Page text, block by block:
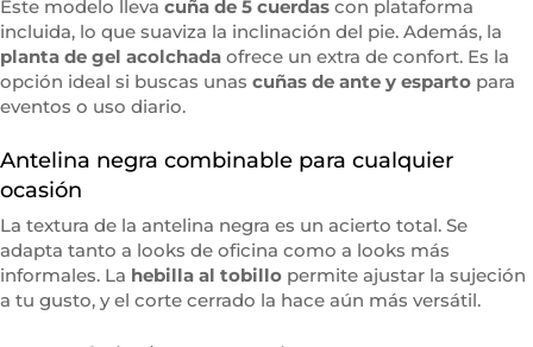
Este modelo lleva cuña de 5 cuerdas con plataforma
incluida, lo que suaviza la inclinación del pie. Además, la
planta de gel acolchada ofrece un extra de confort. Es la
opción ideal si buscas unas cuñas de ante y esparto para
eventos o uso diario.
Antelina negra combinable para cualquier
ocasión
La textura de la antelina negra es un acierto total. Se
adapta tanto a looks de oficina como a looks más
informales. La hebilla al tobillo permite ajustar la sujeción
a tu gusto, y el corte cerrado la hace aún más versátil.